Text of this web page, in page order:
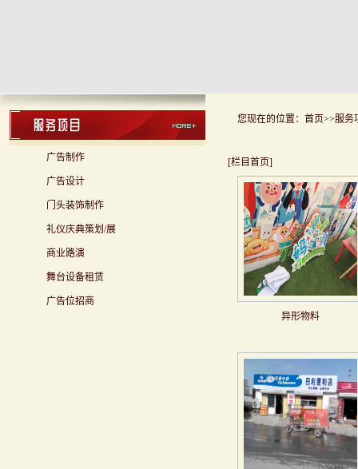
广告制作
广告设计
门头装饰制作
礼仪庆典策划/展
商业路演
舞台设备租赁
广告位招商
您现在的位置： 首页>>服务
[栏目首页]
异形物料